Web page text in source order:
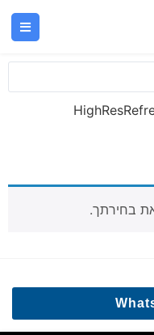
בחירתך.